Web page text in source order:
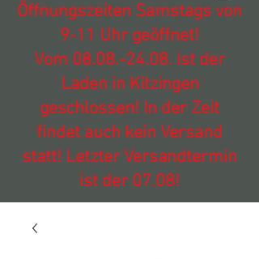
Öffnungszeiten Samstags von
9-11 Uhr geöffnet!
Vom 08.08.-24.08. ist der
Laden in Kitzingen
geschlossen! In der Zeit
findet auch kein Versand
statt! Letzter Versandtermin
ist der 07.08!